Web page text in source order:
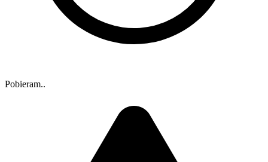
Pobieram..